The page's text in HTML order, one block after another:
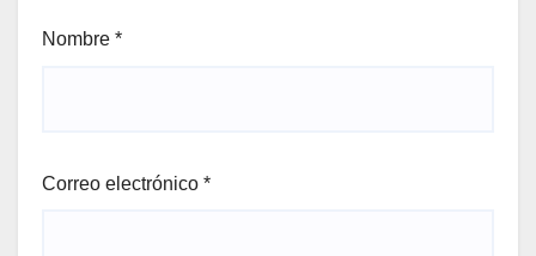
Nombre *
Correo electrónico *